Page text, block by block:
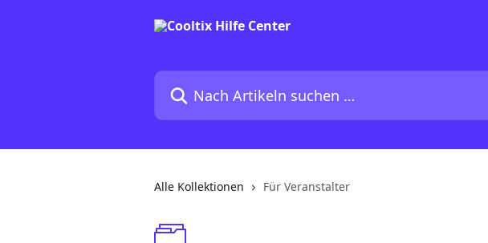
Nach Artikeln suchen …
Alle Kollektionen Für Veranstalter